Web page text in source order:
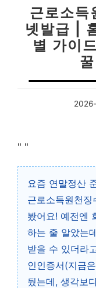
근로소득
넷발급 |
별 가이
" "
요즘 연말정산
근로소득원천
봤어요! 예전엔
하는 줄 알았는
받을 수 있더라
인인증서(지금
뒀는데, 생각보